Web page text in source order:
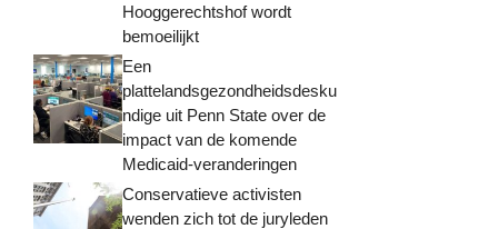
Hooggerechtshof wordt
bemoeilijkt
Een
plattelandsgezondheidsdesku
ndige uit Penn State over de
impact van de komende
Medicaid-veranderingen
Conservatieve activisten
wenden zich tot de juryleden